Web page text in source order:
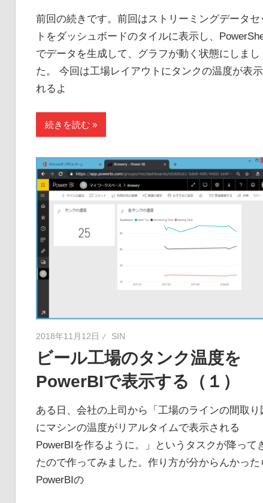
前回の続きです。前回はストリーミングデータセ
トをダッシュボードのタイルに表示し、
でデータを生成して、グラフが動く状態にしまし
た。 今回は工場レイアウトにタンクの温度が表
れるよ
続きを読む
2018年11月12日 SIN
ビール工場のタンク温度を
PowerBIで表示する（１）
ある日、会社の上司から「工場のラインの間取り
にマシンの温度がリアルタイムで表示される
PowerBIを作るように。」というタスクが降って
たので作ってみました。作り方が分からんかった
PowerBIの